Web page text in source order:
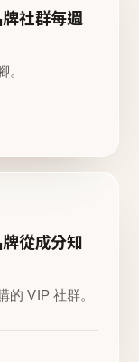
社群每週
。
從成分知
的 VIP 社群。